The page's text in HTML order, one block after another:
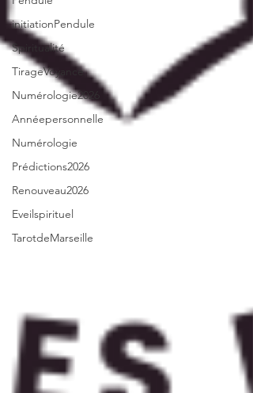
initiationPendule
Spiritualité
TirageVoyance
Numérologie2026
Annéepersonnelle
Numérologie
Prédictions2026
Renouveau2026
Eveilspirituel
TarotdeMarseille